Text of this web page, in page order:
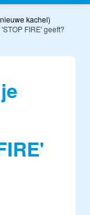
kachel)
FIRE' geeft?